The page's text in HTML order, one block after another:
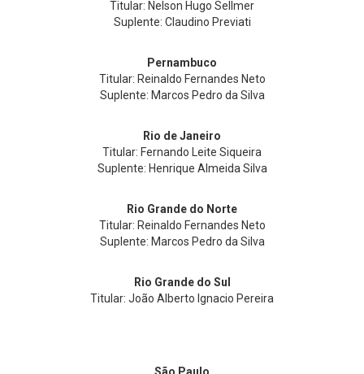
Titular: Nelson Hugo Sellmer
Suplente: Claudino Previati
Pernambuco
Titular: Reinaldo Fernandes Neto
Suplente: Marcos Pedro da Silva
Rio de Janeiro
Titular: Fernando Leite Siqueira
Suplente: Henrique Almeida Silva
Rio Grande do Norte
Titular: Reinaldo Fernandes Neto
Suplente: Marcos Pedro da Silva
Rio Grande do Sul
Titular: João Alberto Ignacio Pereira